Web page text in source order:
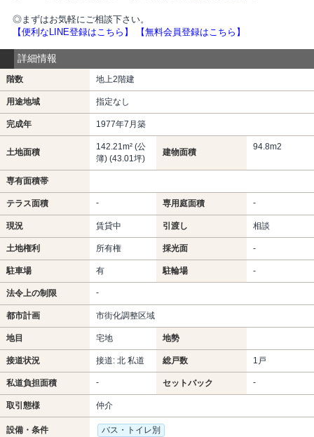
◎まずはお気軽にご相談下さい。
【便利なLINE登録はこちら】
【無料会員登録はこちら】
詳細情報
階数 地上2階建
用途地域 指定なし
完成年 1977年7月築
土地面積
142.21m² (公
簿) (43.01坪)
建物面積
94.8m2
専有面積帯
テラス面積 - 専用庭面積 -
現況 賃貸中 引渡し 相談
土地権利 所有権 採光面 -
駐車場 有 駐輪場 -
法令上の制限 -
都市計画 市街化調整区域
地目 宅地 地勢
接道状況 接道: 北 私道 総戸数 1戸
私道負担面積 - セットバック -
取引態様 仲介
設備・条件 バス・トイレ別